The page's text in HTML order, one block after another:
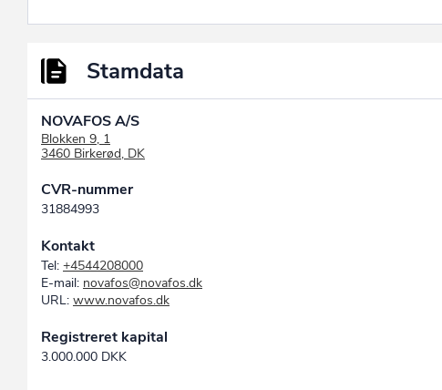
Stamdata
NOVAFOS A/S
Blokken 9, 1
3460 Birkerød, DK
CVR-nummer
31884993
Kontakt
Tel: +4544208000
E-mail: novafos@novafos.dk
URL: www.novafos.dk
Registreret kapital
3.000.000 DKK